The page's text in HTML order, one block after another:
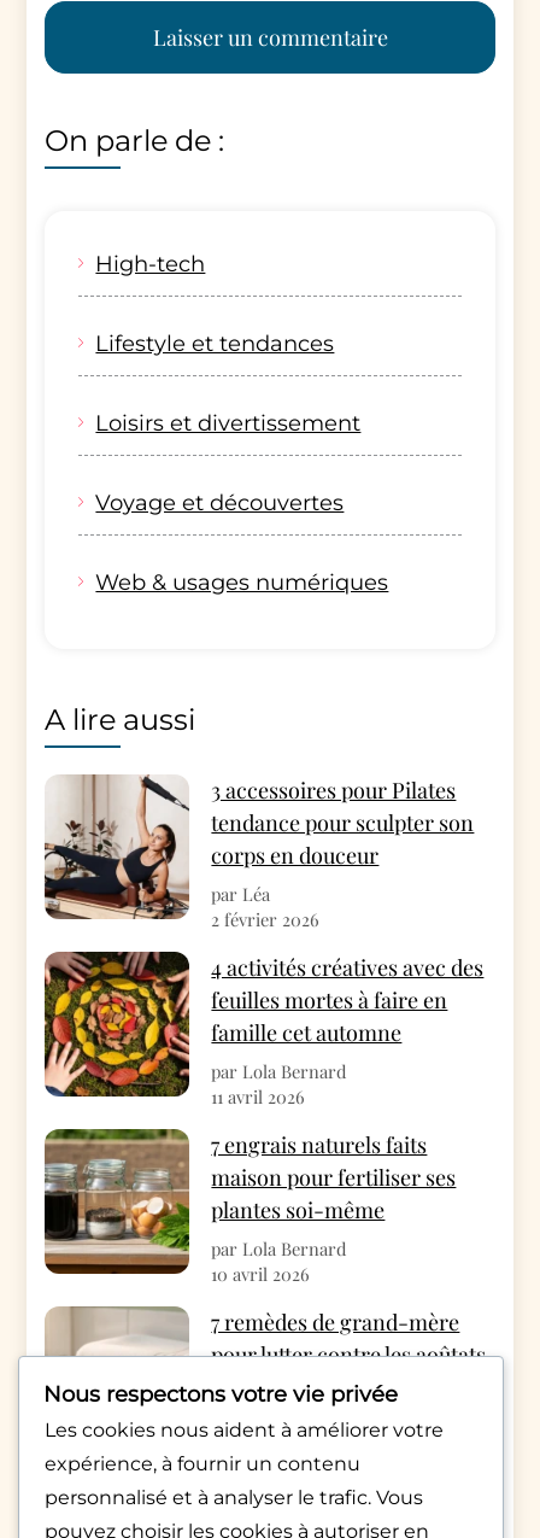
On parle de :
High-tech
Lifestyle et tendances
Loisirs et divertissement
Voyage et découvertes
Web & usages numériques
A lire aussi
3 accessoires pour Pilates
tendance pour sculpter son
corps en douceur
par Léa
2 février 2026
4 activités créatives avec des
feuilles mortes à faire en
famille cet automne
par Lola Bernard
11 avril 2026
7 engrais naturels faits
maison pour fertiliser ses
plantes soi-même
par Lola Bernard
10 avril 2026
7 remèdes de grand-mère
pour lutter contre les aoûtats
cet automne
par Rédac Monde Pratique
4 avril 2026
Appels qui raccrochent
aussitôt : décryptage d’une
Nous respectons votre vie privée
Les cookies nous aident à améliorer votre
expérience, à fournir un contenu
personnalisé et à analyser le trafic. Vous
pouvez choisir les cookies à autoriser en